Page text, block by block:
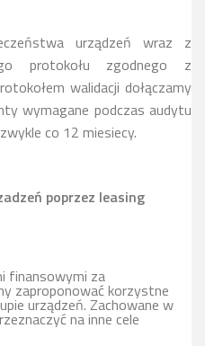
urządzeń wraz z
protokołu zgodnego z
walidacji dołączamy
wymagane podczas audytu
co 12 miesiecy.
poprzez leasing
finansowymi za
zaproponować korzystne
urządzeń. Zachowane w
na inne cele